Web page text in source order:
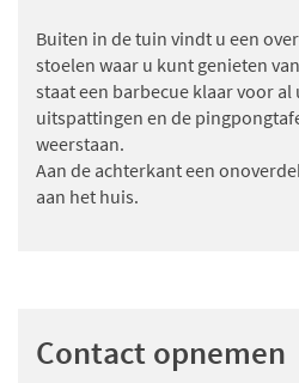
Buiten in de tuin vindt u een
stoelen waar u kunt genieten
staat een barbecue klaar voor
uitspattingen en de
weerstaan.
Aan de achterkant een
aan het huis.
Contact opnemen